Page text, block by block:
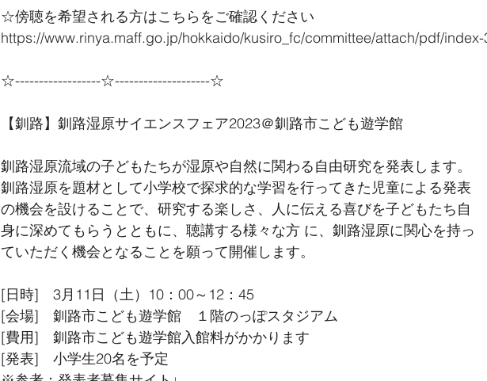
☆傍聴を希望される方はこちらをご確認ください
https://www.rinya.maff.go.jp/hokkaido/kusiro_fc/committee/attach/pdf/
☆------------------☆--------------------☆
【釧路】釧路湿原サイエンスフェア2023＠釧路市こども遊学館
釧路湿原流域の子どもたちが湿原や自然に関わる自由研究を発表します。
釧路湿原を題材として小学校で探求的な学習を行ってきた児童による発表
の機会を設けることで、研究する楽しさ、人に伝える喜びを子どもたち自
身に深めてもらうとともに、聴講する様々な方 に、釧路湿原に関心を持っ
ていただく機会となることを願って開催します。
[日時]　3月11日（土）10：00～12：45
[会場]　釧路市こども遊学館　１階のっぽスタジアム
[費用]　釧路市こども遊学館入館料がかかります
[発表]　小学生20名を予定